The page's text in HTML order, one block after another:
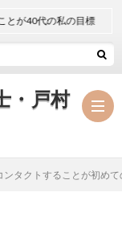
・戸村
40代の私の目標
ンタクトすることが初め